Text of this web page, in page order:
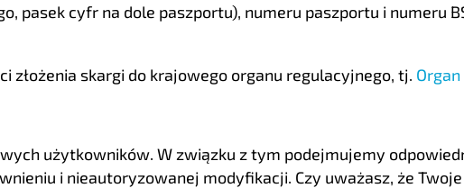
pasek cyfr na dole paszportu), numeru paszportu i numeru
skargi do krajowego organu regulacyjnego, tj.
użytkowników. W związku z tym podejmujemy
i nieautoryzowanej modyfikacji. Czy uważasz, że